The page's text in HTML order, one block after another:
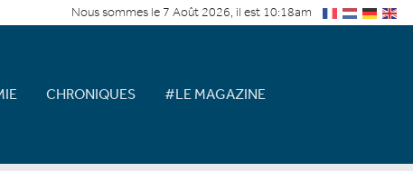
Nous sommes le 7 Août 2026, il est 10:18am
CHRONIQUES #LE MAGAZINE